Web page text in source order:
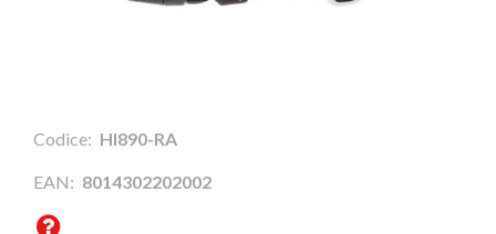
Codice: HI890-RA
EAN: 8014302202002